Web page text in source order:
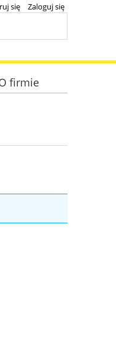
się
Zaloguj się
firmie